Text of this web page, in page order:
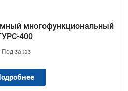
многофункциональный
400
Под заказ